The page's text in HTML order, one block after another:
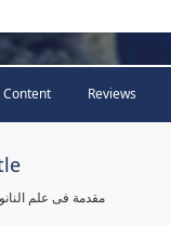
Content Reviews
مقدمة فى علم النانو